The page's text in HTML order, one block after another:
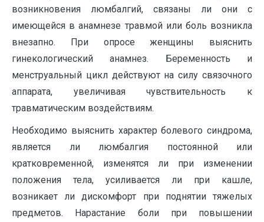
возникновения люмбалгий, связаны ли они с
имеющейся в анамнезе травмой или боль возникла
внезапно. При опросе женщины выяснить
гинекологический анамнез. Беременность и
менструальный цикл действуют на силу связочного
аппарата, увеличивая чувствительность к
травматическим воздействиям.
Необходимо выяснить характер болевого синдрома,
является ли люмбалгия постоянной или
кратковременной, изменятся ли при изменении
положения тела, усиливается ли при кашле,
возникает ли дискомфорт при поднятии тяжелых
предметов. Нарастание боли при повышении